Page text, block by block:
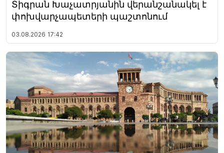
Տիգրան Խաչատրյանին վերանշանակել է
փոխվարչապետերի պաշտոնում
03.08.2026 17:42